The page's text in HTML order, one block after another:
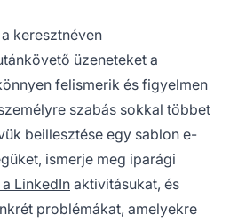
keresztnéven
üzeneteket a
felismerik és figyelmen
szabás sokkal többet
beillesztése egy sablon e-
ismerje meg iparági
LinkedIn aktivitásukat, és
problémákat, amelyekre